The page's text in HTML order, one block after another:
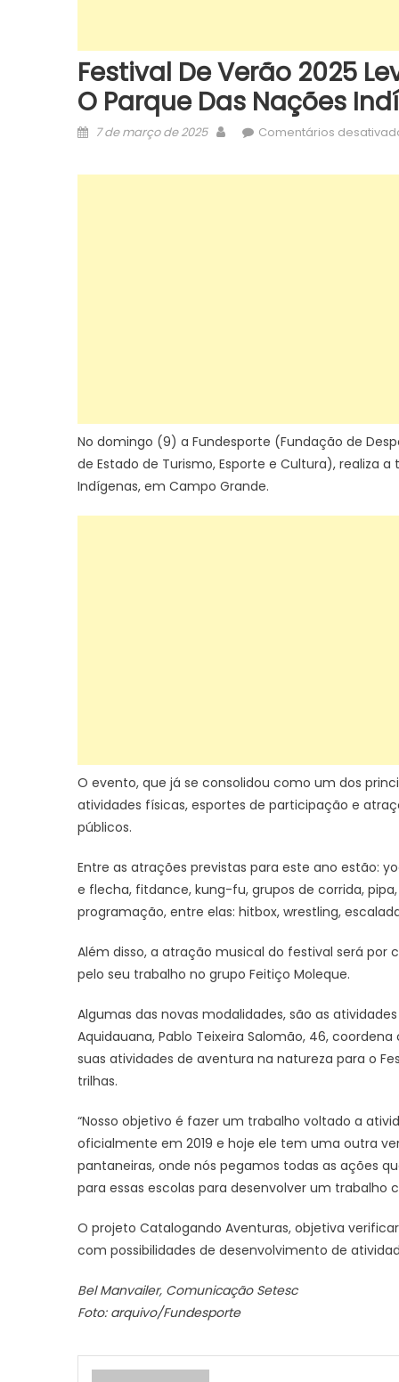
Festival De Verão 2025
O Parque Das Nações
Posted
7 de março de 2025 AuthorComentários
No domingo (9) a Fundesporte (Fundação de
de Estado de Turismo, Esporte e Cultura), realiza
Indígenas, em Campo Grande.
O evento, que já se consolidou como um dos
atividades físicas, esportes de participação e
públicos.
Entre as atrações previstas para este ano estão:
e flecha, fitdance, kung-fu, grupos de corrida,
programação, entre elas: hitbox, wrestling,
Além disso, a atração musical do festival será por
pelo seu trabalho no grupo Feitiço Moleque.
Algumas das novas modalidades, são as
Aquidauana, Pablo Teixeira Salomão, 46,
suas atividades de aventura na natureza para o
trilhas.
“Nosso objetivo é fazer um trabalho voltado a
oficialmente em 2019 e hoje ele tem uma outra
pantaneiras, onde nós pegamos todas as ações
para essas escolas para desenvolver um trabalho
O projeto Catalogando Aventuras, objetiva
com possibilidades de desenvolvimento de
Bel Manvailer, Comunicação Setesc
Foto: arquivo/Fundesporte